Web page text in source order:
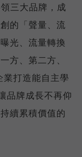
三大品牌，成
的「聲量、流
光、流量轉換
方、第二方、
打造能自主學
品牌成長不再仰
續累積價值的